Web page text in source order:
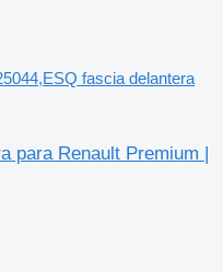
fascia delantera
para Renault Premium |